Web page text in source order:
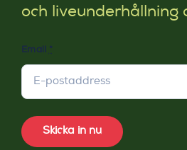
och liveunderhållning
Email *
Skicka in nu